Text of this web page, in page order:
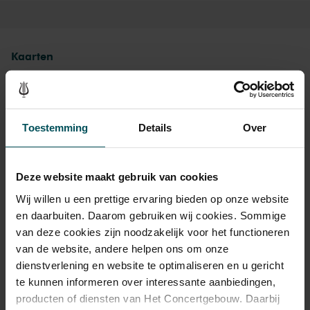
Toestemming Details Over
Deze website maakt gebruik van cookies
Wij willen u een prettige ervaring bieden op onze website
en daarbuiten. Daarom gebruiken wij cookies. Sommige
van deze cookies zijn noodzakelijk voor het functioneren
van de website, andere helpen ons om onze
dienstverlening en website te optimaliseren en u gericht
te kunnen informeren over interessante aanbiedingen,
producten of diensten van Het Concertgebouw. Daarbij
genoemd, maakten hem tot de unieke performer die hij nu is.
Opgegroeid met Cash, Orbison en Presley zingt Vera nu zijn eigen
verhaal.
Kaarten
Drankjes zijn bij de prijs inbegrepen. Ben je jonger dan 30
online bestelflow beschikbaar.Meer informatie over
sprintkaarten
Prijzen zijn exclusief transactiekosten: € 5 per bestelling. Wilt
u rolstoelplaatsen bestellen? Mail naar
kassa@concertgebouw.nl of bel de Concertgebouwlijn op
020 – 671 83 45.